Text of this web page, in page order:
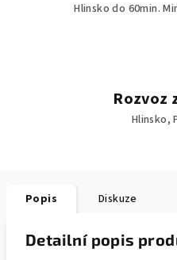
Hlinsko do 60min.
Rozvoz
Hlinsko,
Popis Diskuze
Detailní popis